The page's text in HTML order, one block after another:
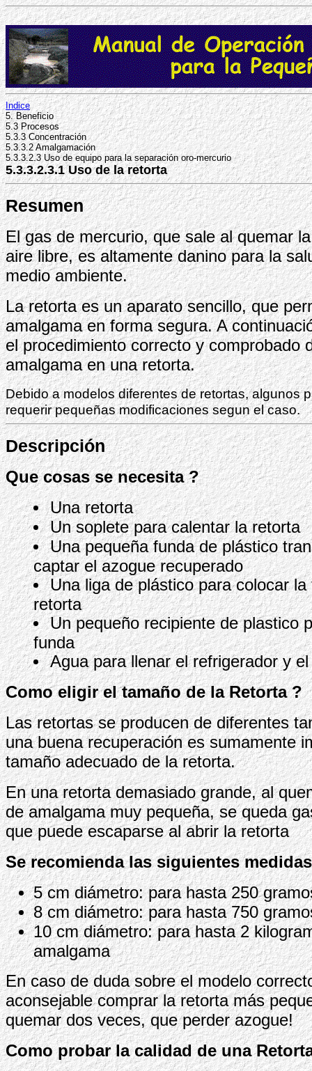
Indice
5. Beneficio
5.3 Procesos
5.3.3 Concentración
5.3.3.2 Amalgamación
5.3.3.2.3 Uso de equipo para la separación oro-mercurio
5.3.3.2.3.1 Uso de la retorta
Resumen
El gas de mercurio, que sale al quemar
aire libre, es altamente danino para la
medio ambiente.
La retorta es un aparato sencillo, que
amalgama en forma segura. A
el procedimiento correcto y comprobado
amalgama en una retorta.
Debido a modelos diferentes de retortas, algunos
requerir pequeñas modificaciones segun el caso.
Descripción
Que cosas se necesita ?
Una retorta
Un soplete para calentar la retorta
Una pequeña funda de plástico
captar el azogue recuperado
Una liga de plástico para colocar la
retorta
Un pequeño recipiente de plastico
funda
Agua para llenar el refrigerador y
Como eligir el tamaño de la Retorta ?
Las retortas se producen de diferentes
una buena recuperación es sumamente
tamaño adecuado de la retorta.
En una retorta demasiado grande, al
de amalgama muy pequeña, se queda
que puede escaparse al abrir la retorta
Se recomienda las siguientes
5 cm diámetro: para hasta 250
8 cm diámetro: para hasta 750
10 cm diámetro: para hasta 2
amalgama
En caso de duda sobre el modelo
aconsejable comprar la retorta más
quemar dos veces, que perder azogue!
Como probar la calidad de una